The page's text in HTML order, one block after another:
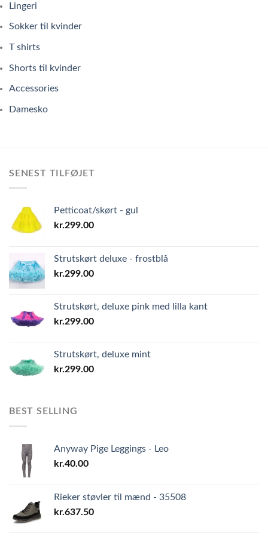
Lingeri
Sokker til kvinder
T shirts
Shorts til kvinder
Accessories
Damesko
SENEST TILFØJET
Petticoat/skørt - gul
kr.299.00
Strutskørt deluxe - frostblå
kr.299.00
Strutskørt, deluxe pink med lilla kant
kr.299.00
Strutskørt, deluxe mint
kr.299.00
BEST SELLING
Anyway Pige Leggings - Leo
kr.40.00
Rieker støvler til mænd - 35508
kr.637.50